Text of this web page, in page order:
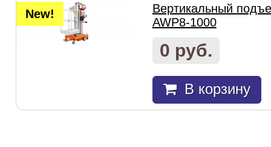
New!
Вертикальный
AWP8-1000
0 руб.
В корзину